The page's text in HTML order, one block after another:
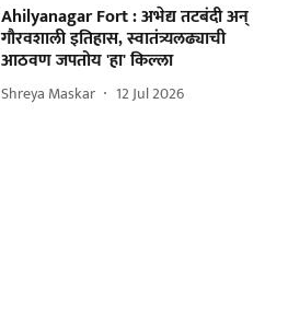
Ahilyanagar Fort : अभेद्य तटबंदी अन्
गौरवशाली इतिहास, स्वातंत्र्यलढ्याची
आठवण जपतोय 'हा' किल्ला
Shreya Maskar 12 Jul 2026